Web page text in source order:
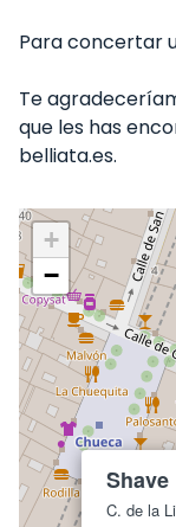
Para concertar
Te
que les has
belliata.es.
Shave
C. de la
+
−